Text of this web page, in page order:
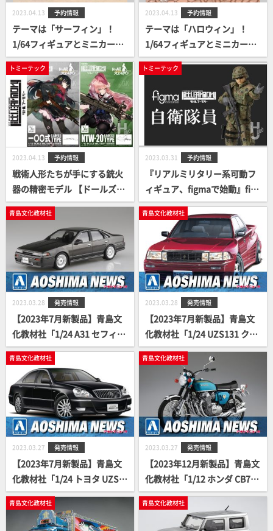
2023.04.13 予約情報
テーマは「サーフィン」！
1/64フィギュアとミニカーで
映え写真を楽しもう！ジオコ
レ64 ＃カースナップ19a サー
フィン
2023.04.13 予約情報
テーマは「ハロウィン」！
1/64フィギュアとミニカーで
映え写真を楽しもう！ジオコ
レ64 #カースナップ20a ハロ
ウィン
トミーテック
2023.04.13 予約情報
戦術人形たちが手にする銃火
器の精密モデル 【ドールズフ
ロントライン×リトルアーモ
リー】2種が登場！一〇〇式
タイプ/NTW-20 タイプ
トミーテック
2023.03.31 予約情報
『リアルミリタリー系可動フ
ィギュア、figmaで始動』fig
ma 自衛隊員 案内開始！
青島文化教材社
2023.03.28 発売情報
【2023年7月新製品】青島文
化教材社「1/24 A31 セフィー
ロ '91 エアロカスタム（ニッ
サン）」
青島文化教材社
2023.03.28 発売情報
【2023年7月新製品】青島文
化教材社「1/24 UZS131 クラ
ウン '89 ブリスタースタイル
（トヨタ）」
青島文化教材社
2023.03.27 発売情報
【2023年7月新製品】青島文
化教材社「1/24 トヨタ UZS1
86 クラウンマジェスタ '06」
青島文化教材社
2023.03.27 発売情報
【2023年12月新製品】青島文
化教材社「1/12 ホンダ CB750
ドリーム CB750 FOUR '69」
青島文化教材社 青島文化教材社